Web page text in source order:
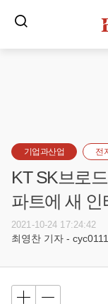
기업과산업 전
KT SK브로
파트에 새
2021-10-24 17:24:42
최영찬 기자 -